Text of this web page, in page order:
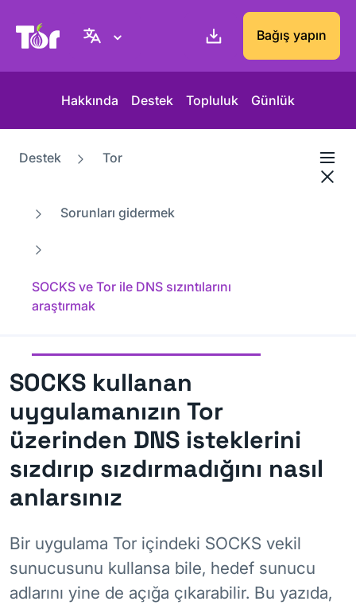
Tor Project sitesi Bağış yapın
Hakkında Destek Topluluk Günlük
Destek Tor
Sorunları gidermek
SOCKS ve Tor ile DNS sızıntılarını
araştırmak
SOCKS kullanan
uygulamanızın Tor
üzerinden DNS isteklerini
sızdırıp sızdırmadığını nasıl
anlarsınız
Bir uygulama Tor içindeki SOCKS vekil
sunucusunu kullansa bile, hedef sunucu
adlarını yine de açığa çıkarabilir. Bu yazıda,